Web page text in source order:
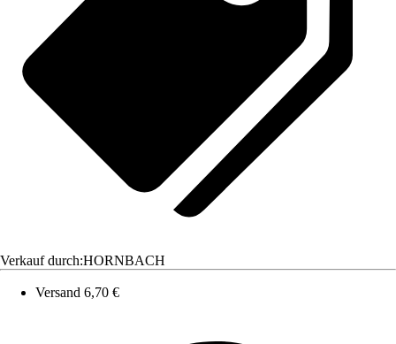
Verkauf durch:HORNBACH
Versand 6,70 €